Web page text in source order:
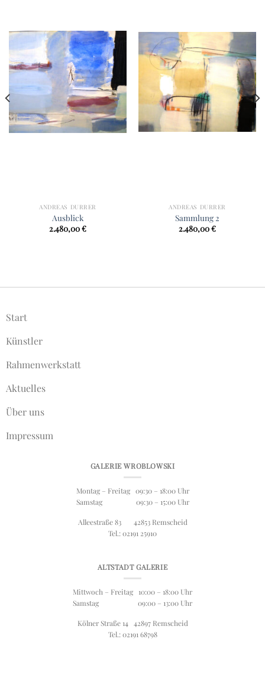
ANDREAS DURRER
Ausblick
2.480,00€
ANDREAS DURRER
Sammlung 2
2.480,00€
Start
Künstler
Rahmenwerkstatt
Aktuelles
Über uns
Impressum
GALERIE WROBLOWSKI
Montag – Freitag 09:30 – 18:00 Uhr
Samstag 09:30 – 15:00 Uhr
Alleestraße 83 42853 Remscheid
Tel.: 02191 25910
ALTSTADT GALERIE
Mittwoch – Freitag 10:00 – 18:00 Uhr
Samstag 09:00 – 13:00 Uhr
Kölner Straße 14 42897 Remscheid
Tel.: 02191 68798